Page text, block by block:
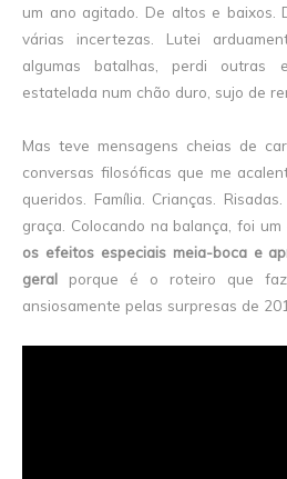
um ano agitado. De altos e baixos.
várias incertezas. Lutei
algumas batalhas, perdi outras
estatelada num chão duro, sujo de
Mas teve mensagens cheias de
conversas filosóficas que me
queridos. Família. Crianças.
graça. Colocando na balança, foi
os efeitos especiais meia-boca e
geral porque é o roteiro que faz
ansiosamente pelas surpresas de